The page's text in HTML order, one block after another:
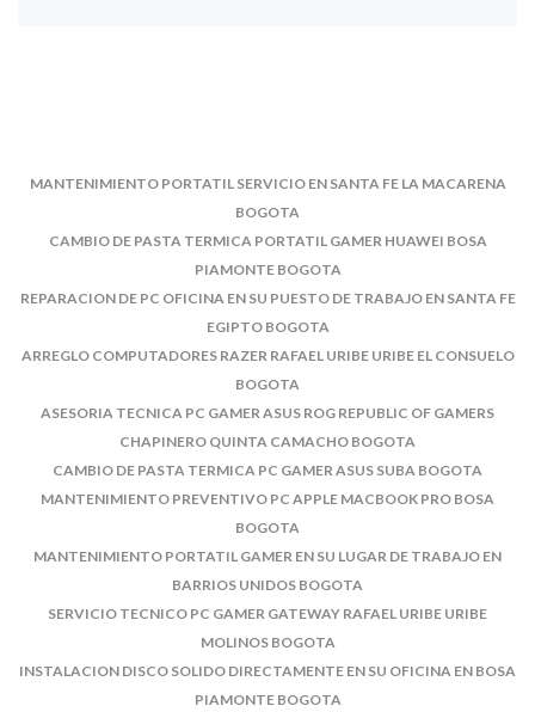
MANTENIMIENTO PORTATIL SERVICIO EN SANTA FE LA MACARENA
BOGOTA
CAMBIO DE PASTA TERMICA PORTATIL GAMER HUAWEI BOSA
PIAMONTE BOGOTA
REPARACION DE PC OFICINA EN SU PUESTO DE TRABAJO EN SANTA FE
EGIPTO BOGOTA
ARREGLO COMPUTADORES RAZER RAFAEL URIBE URIBE EL CONSUELO
BOGOTA
ASESORIA TECNICA PC GAMER ASUS ROG REPUBLIC OF GAMERS
CHAPINERO QUINTA CAMACHO BOGOTA
CAMBIO DE PASTA TERMICA PC GAMER ASUS SUBA BOGOTA
MANTENIMIENTO PREVENTIVO PC APPLE MACBOOK PRO BOSA
BOGOTA
MANTENIMIENTO PORTATIL GAMER EN SU LUGAR DE TRABAJO EN
BARRIOS UNIDOS BOGOTA
SERVICIO TECNICO PC GAMER GATEWAY RAFAEL URIBE URIBE
MOLINOS BOGOTA
INSTALACION DISCO SOLIDO DIRECTAMENTE EN SU OFICINA EN BOSA
PIAMONTE BOGOTA